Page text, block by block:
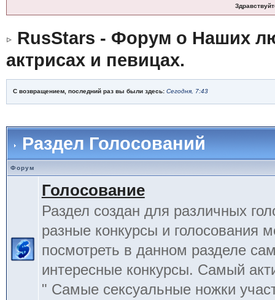
RusStars - Форум о Наших
актрисах и певицах.
С возвращением, последний раз вы были здесь: Сегодня, 7:43
Раздел Голосований
Форум
Голосование
Раздел создан для различных
разные конкурсы и голосования
посмотреть в данном разделе
интересные конкурсы. Самый
" Самые сексуальные ножки